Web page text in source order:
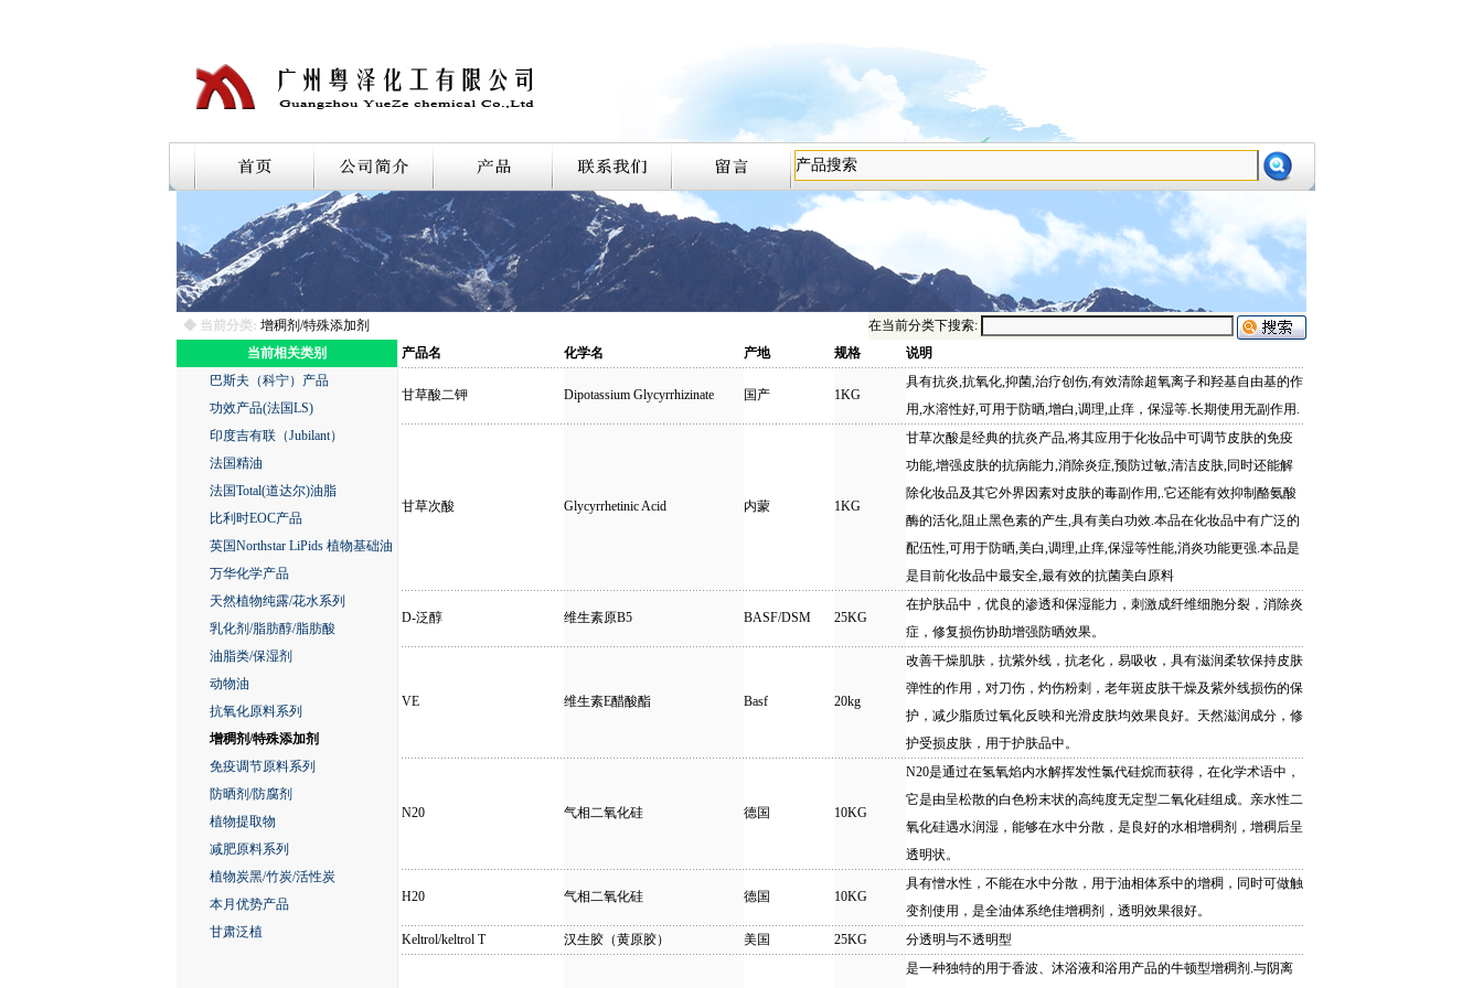
◆ 当前分类: 增稠剂/特殊添加剂
在当前分类下搜索:
当前相关类别
巴斯夫（科宁）产品
功效产品(法国LS)
印度吉有联（Jubilant）
法国精油
法国Total(道达尔)油脂
比利时EOC产品
英国Northstar LiPids 植物基础油
万华化学产品
天然植物纯露/花水系列
乳化剂/脂肪醇/脂肪酸
油脂类/保湿剂
动物油
抗氧化原料系列
增稠剂/特殊添加剂
免疫调节原料系列
防晒剂/防腐剂
植物提取物
减肥原料系列
植物炭黑/竹炭/活性炭
本月优势产品
甘肃泛植
产品名 化学名 产地 规格 说明
甘草酸二钾 Dipotassium Glycyrrhizinate 国产 1KG
具有抗炎,抗氧化,抑菌,治疗创伤,有效清除超氧离子和羟基自由基的作
用,水溶性好,可用于防晒,增白,调理,止痒，保湿等.长期使用无副作用.
甘草次酸 Glycyrrhetinic Acid 内蒙 1KG
甘草次酸是经典的抗炎产品,将其应用于化妆品中可调节皮肤的免疫
功能,增强皮肤的抗病能力,消除炎症,预防过敏,清洁皮肤,同时还能解
除化妆品及其它外界因素对皮肤的毒副作用,.它还能有效抑制酪氨酸
酶的活化,阻止黑色素的产生,具有美白功效.本品在化妆品中有广泛的
配伍性,可用于防晒,美白,调理,止痒,保湿等性能,消炎功能更强.本品是
是目前化妆品中最安全,最有效的抗菌美白原料
D-泛醇 维生素原B5 BASF/DSM 25KG
在护肤品中，优良的渗透和保湿能力，刺激成纤维细胞分裂，消除炎
症，修复损伤协助增强防晒效果。
VE 维生素E醋酸酯 Basf 20kg
改善干燥肌肤，抗紫外线，抗老化，易吸收，具有滋润柔软保持皮肤
弹性的作用，对刀伤，灼伤粉刺，老年斑皮肤干燥及紫外线损伤的保
护，减少脂质过氧化反映和光滑皮肤均效果良好。天然滋润成分，修
护受损皮肤，用于护肤品中。
N20 气相二氧化硅 德国 10KG
N20是通过在氢氧焰内水解挥发性氯代硅烷而获得，在化学术语中，
它是由呈松散的白色粉末状的高纯度无定型二氧化硅组成。亲水性二
氧化硅遇水润湿，能够在水中分散，是良好的水相增稠剂，增稠后呈
透明状。
H20 气相二氧化硅 德国 10KG
具有憎水性，不能在水中分散，用于油相体系中的增稠，同时可做触
变剂使用，是全油体系绝佳增稠剂，透明效果很好。
Keltrol/keltrol T
汉生胶（黄原胶） 美国 25KG
分透明与不透明型
是一种独特的用于香波、沐浴液和浴用产品的牛顿型增稠剂.与阴离